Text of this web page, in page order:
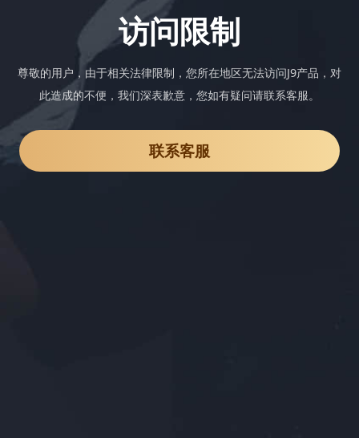
访问限制
尊敬的用户，由于相关法律限制，您所在地区无法访问J9产品，对
此造成的不便，我们深表歉意，您如有疑问请联系客服。
联系客服